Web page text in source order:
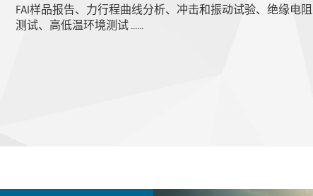
FAI样品报告、力行程曲线分析、冲击和振动试验、绝缘电阻
测试、高低温环境测试 ......